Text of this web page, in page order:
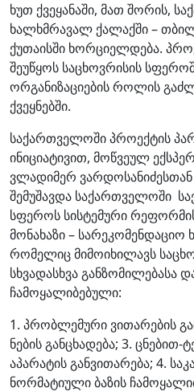
ხუთ ქვეყანაში, მათ შორის,
ხალხმრავალ ქალაქში –
ქუთაისში ხორციელდება.
შეუწყოს საცხოვრისის
ორგანიზაციების როლის
ქვეყნებში.
საქართველოში პროექტის
ინიციატივით, მოწვეულ
ვლადიმერ
შემუშავდა საქართველოში
სფეროს სისტემური
მონახაზი – სარეკომენდაციო
რომელიც მიმოიხილავს
სხვადასხვა განზომილებასა
ჩამოყალიბებული:
1. პრობლემური ვითარების
ნების განცხადება; 3.
აპარატის განვითარება; 4.
ნორმატიული ბაზის